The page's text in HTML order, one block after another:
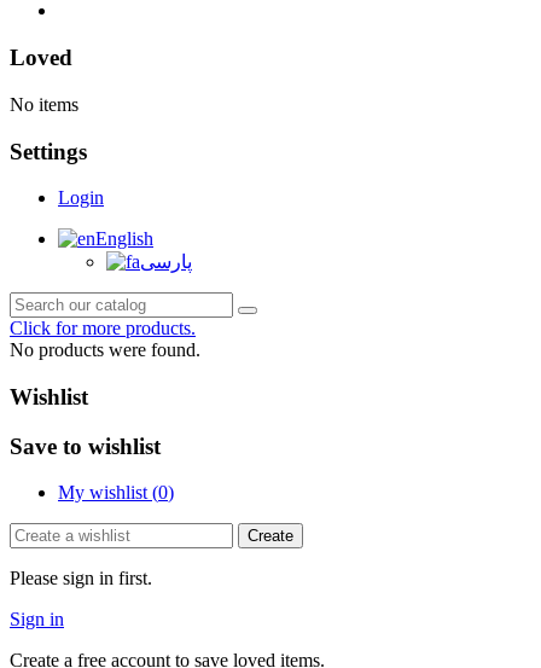
Loved
No items
Settings
Login
English
پارسی
Click for more products.
No products were found.
Wishlist
Save to wishlist
My wishlist (0)
Create
Please sign in first.
Sign in
Create a free account to save loved items.